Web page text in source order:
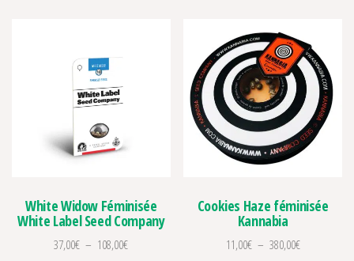
White Widow Féminisée
White Label Seed Company
37,00€ – 108,00€Plage de prix : 37,00€ à 108,00€
Cookies Haze féminisée
Kannabia
11,00€ – 380,00€Plage de